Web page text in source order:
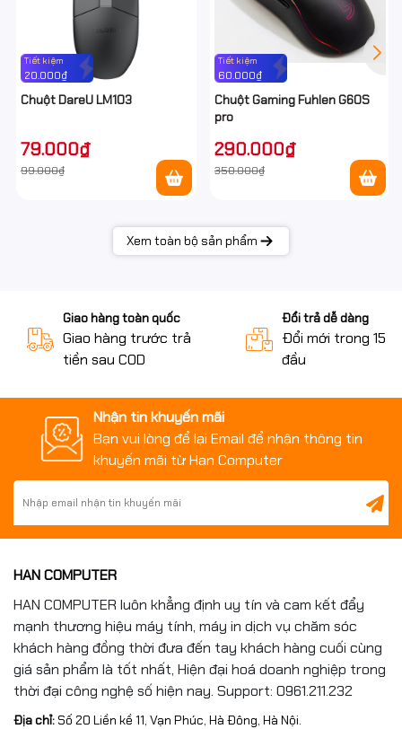
Tiết kiệm
20.000₫
Chuột DareU LM103
79.000₫
99.000₫
Tiết kiệm
60.000₫
Chuột Gaming Fuhlen G60S
pro
290.000₫
350.000₫
Xem toàn bộ sản phẩm
Giao hàng toàn quốc
Giao hàng trước trả
tiền sau COD
Đổi trả dễ dàng
Đổi mới trong 15
đầu
Nhận tin khuyến mãi
Bạn vui lòng để lại Email để nhận thông tin
khuyến mãi từ Han Computer
HAN COMPUTER
HAN COMPUTER luôn khẳng định uy tín và cam kết đẩy
mạnh thương hiệu máy tính, máy in dịch vụ chăm sóc
khách hàng đồng thời đưa đến tay khách hàng cuối cùng
giá sản phẩm là tốt nhất, Hiện đại hoá doanh nghiệp trong
thời đại công nghệ số hiện nay. Support: 0961.211.232
Địa chỉ:Số 20 Liền kề 11, Vạn Phúc, Hà Đông, Hà Nội.